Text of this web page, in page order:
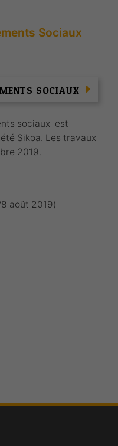
Sociaux
SOCIAUX
sociaux est
Sikoa. Les travaux
2019.
août 2019)